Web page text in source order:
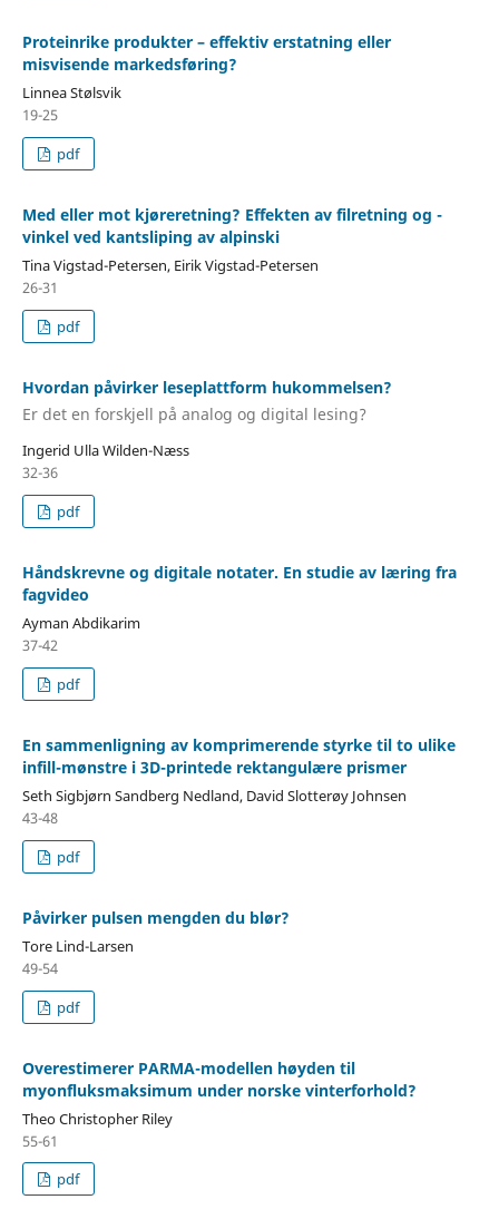
Proteinrike produkter – effektiv erstatning eller
misvisende markedsføring?
Linnea Stølsvik
19-25
pdf
Med eller mot kjøreretning? Effekten av filretning og -
vinkel ved kantsliping av alpinski
Tina Vigstad-Petersen, Eirik Vigstad-Petersen
26-31
pdf
Hvordan påvirker leseplattform hukommelsen?
Er det en forskjell på analog og digital lesing?
Ingerid Ulla Wilden-Næss
32-36
pdf
Håndskrevne og digitale notater. En studie av læring fra
fagvideo
Ayman Abdikarim
37-42
pdf
En sammenligning av komprimerende styrke til to ulike
infill-mønstre i 3D-printede rektangulære prismer
Seth Sigbjørn Sandberg Nedland, David Slotterøy Johnsen
43-48
pdf
Påvirker pulsen mengden du blør?
Tore Lind-Larsen
49-54
pdf
Overestimerer PARMA-modellen høyden til
myonfluksmaksimum under norske vinterforhold?
Theo Christopher Riley
55-61
pdf